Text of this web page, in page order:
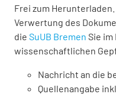
Frei zum
Verwertung des
die SuUB Bremen Sie im
wissenschaftlichen
Nachricht an die
Quellenangabe